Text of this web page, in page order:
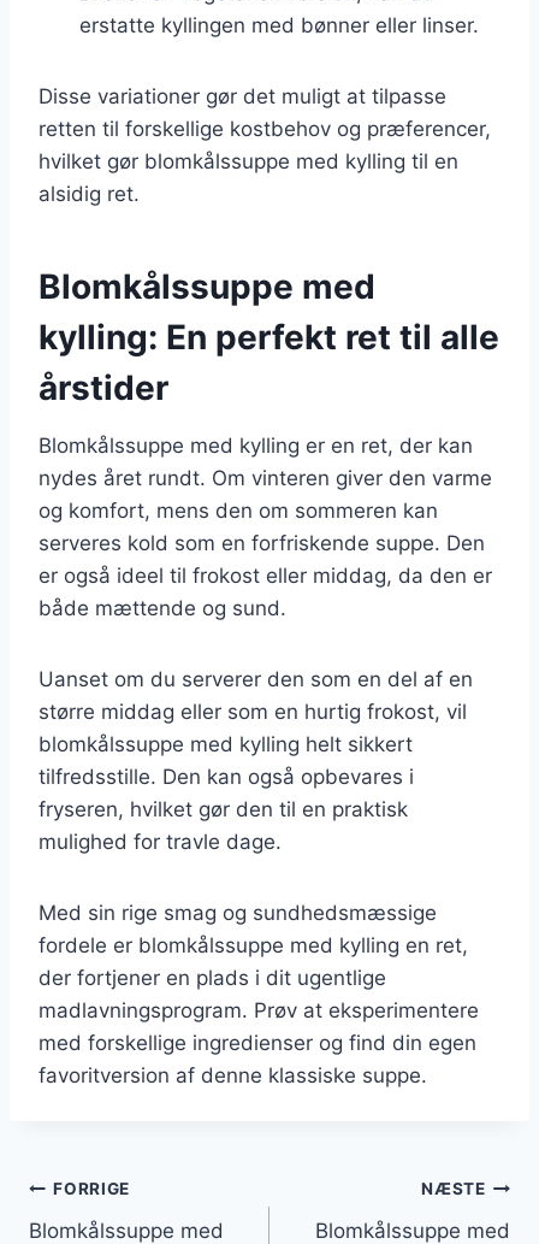
erstatte kyllingen med bønner eller linser.
Disse variationer gør det muligt at tilpasse
retten til forskellige kostbehov og præferencer,
hvilket gør blomkålssuppe med kylling til en
alsidig ret.
Blomkålssuppe med
kylling: En perfekt ret til alle
årstider
Blomkålssuppe med kylling er en ret, der kan
nydes året rundt. Om vinteren giver den varme
og komfort, mens den om sommeren kan
serveres kold som en forfriskende suppe. Den
er også ideel til frokost eller middag, da den er
både mættende og sund.
Uanset om du serverer den som en del af en
større middag eller som en hurtig frokost, vil
blomkålssuppe med kylling helt sikkert
tilfredsstille. Den kan også opbevares i
fryseren, hvilket gør den til en praktisk
mulighed for travle dage.
Med sin rige smag og sundhedsmæssige
fordele er blomkålssuppe med kylling en ret,
der fortjener en plads i dit ugentlige
madlavningsprogram. Prøv at eksperimentere
med forskellige ingredienser og find din egen
favoritversion af denne klassiske suppe.
Indlægsnavigation
FORRIGE
Blomkålssuppe med
NÆSTE
Blomkålssuppe med